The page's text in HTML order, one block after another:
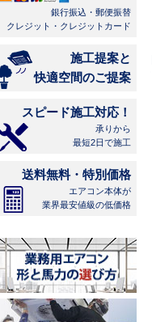
銀行振込・郵便振替
クレジット・クレジットカード
施工提案と
快適空間のご提案
スピード施工対応！
承りから
最短2日で施工
送料無料・特別価格
エアコン本体が
業界最安値級の低価格